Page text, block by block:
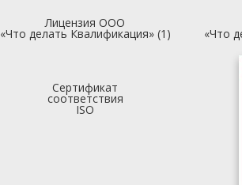
Лицензия ООО
«Что делать Квалификация» (1) «Что
Сертификат
соответствия
ISO